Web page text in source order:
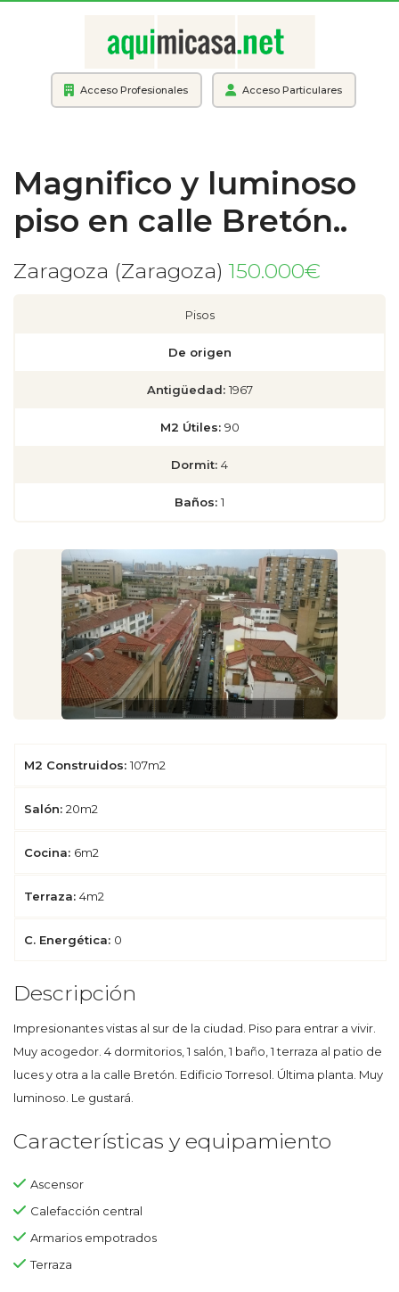
Acceso Profesionales Acceso Particulares
Magnifico y luminoso
piso en calle Bretón..
Zaragoza (Zaragoza) 150.000€
Pisos
De origen
Antigüedad: 1967
M2 Útiles: 90
Dormit: 4
Baños: 1
M2 Construidos: 107m2
Salón: 20m2
Cocina: 6m2
Terraza: 4m2
C. Energética: 0
Descripción
Impresionantes vistas al sur de la ciudad. Piso para entrar a vivir.
Muy acogedor. 4 dormitorios, 1 salón, 1 baño, 1 terraza al patio de
luces y otra a la calle Bretón. Edificio Torresol. Última planta. Muy
luminoso. Le gustará.
Características y equipamiento
Ascensor
Calefacción central
Armarios empotrados
Terraza